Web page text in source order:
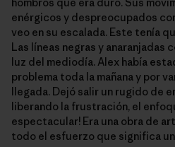
enérgicos y despreocupados
veo en su escalada. Este tenía
Las líneas negras y anaranjadas
luz del mediodía. Alex había
problema toda la mañana y por
llegada. Dejó salir un rugido de
liberando la frustración, el
espectacular! Era una obra de
todo el esfuerzo que significa un